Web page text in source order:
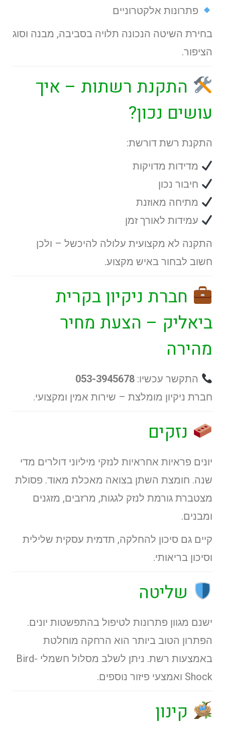
פתרונות אלקטרוניים
בחירת השיטה הנכונה תלויה בסביבה, מבנה וסוג
הציפור.
התקנת רשתות – איך
עושים נכון?
התקנת רשת דורשת:
מדידות מדויקות
חיבור נכון
מתיחה מאוזנת
עמידות לאורך זמן
התקנה לא מקצועית עלולה להיכשל – ולכן
חשוב לבחור באיש מקצוע.
חברת ניקיון בקרית
ביאליק – הצעת מחיר
מהירה
התקשר עכשיו: 053-3945678
חברת ניקיון מומלצת – שירות אמין ומקצועי.
נזקים
יונים פראיות אחראיות לנזקי מיליוני דולרים מדי
שנה. חומצת השתן בצואה מאכלת מאוד. פסולת
מצטברת גורמת לנזק לגגות, מרזבים, מזגנים
ומבנים.
קיים גם סיכון להחלקה, תדמית עסקית שלילית
וסיכון בריאותי.
שליטה
ישנם מגוון פתרונות לטיפול בהתפשטות יונים.
הפתרון הטוב ביותר הוא הרחקה מוחלטת
באמצעות רשת. ניתן לשלב מסלול חשמלי Bird-
Shock ואמצעי פיזור נוספים.
קינון